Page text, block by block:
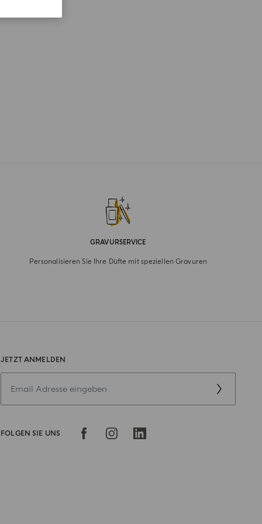
GRAVURSERVICE
Personalisieren Sie Ihre Düfte mit speziellen Gravuren
JETZT ANMELDEN
FOLGEN SIE UNS